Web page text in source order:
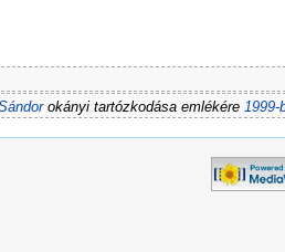
okányi tartózkodása emlékére 1999-